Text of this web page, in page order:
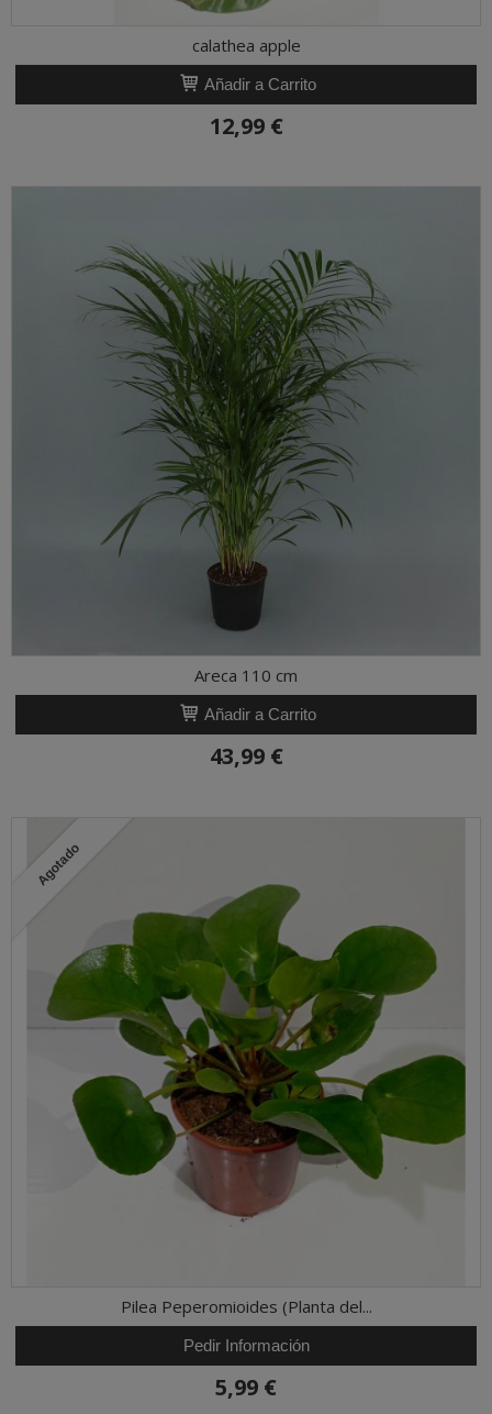
calathea apple
Añadir a Carrito
12,99 €
Areca 110 cm
Añadir a Carrito
43,99 €
Agotado
Pilea Peperomioides (Planta del...
Pedir Información
5,99 €